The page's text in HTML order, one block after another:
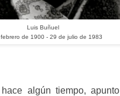
Luis Buñuel
de 1900 - 29 de julio de 1983
algún tiempo, apunto